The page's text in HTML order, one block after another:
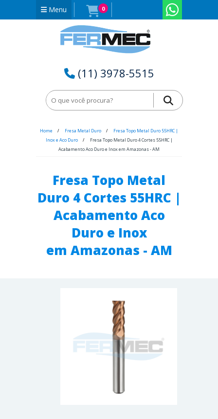
Menu 0
(11) 3978-5515
Home Fresa Metal Duro
Fresa Topo Metal Duro 55HRC |
Inox e Aco Duro
Fresa Topo Metal Duro 4 Cortes 55HRC |
Acabamento Aco Duro e Inox em Amazonas - AM
Fresa Topo Metal
Duro 4 Cortes 55HRC |
Acabamento Aco
Duro e Inox
em Amazonas - AM